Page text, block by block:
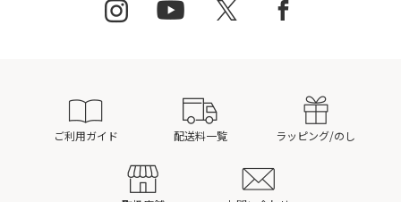
ご利用ガイド 配送料一覧 ラッピング/のし